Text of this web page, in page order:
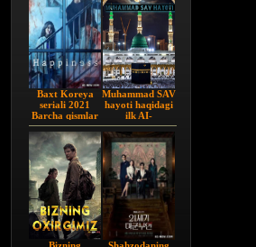
Baxt Koreya
seriali 2021
Barcha qismlar
Uzbekcha
tarjima
Muhammad SAV
hayoti haqidagi
ilk AI-
vizuallashtirilgan
serial! - Yo
Rasululloh |
Barcha qismi